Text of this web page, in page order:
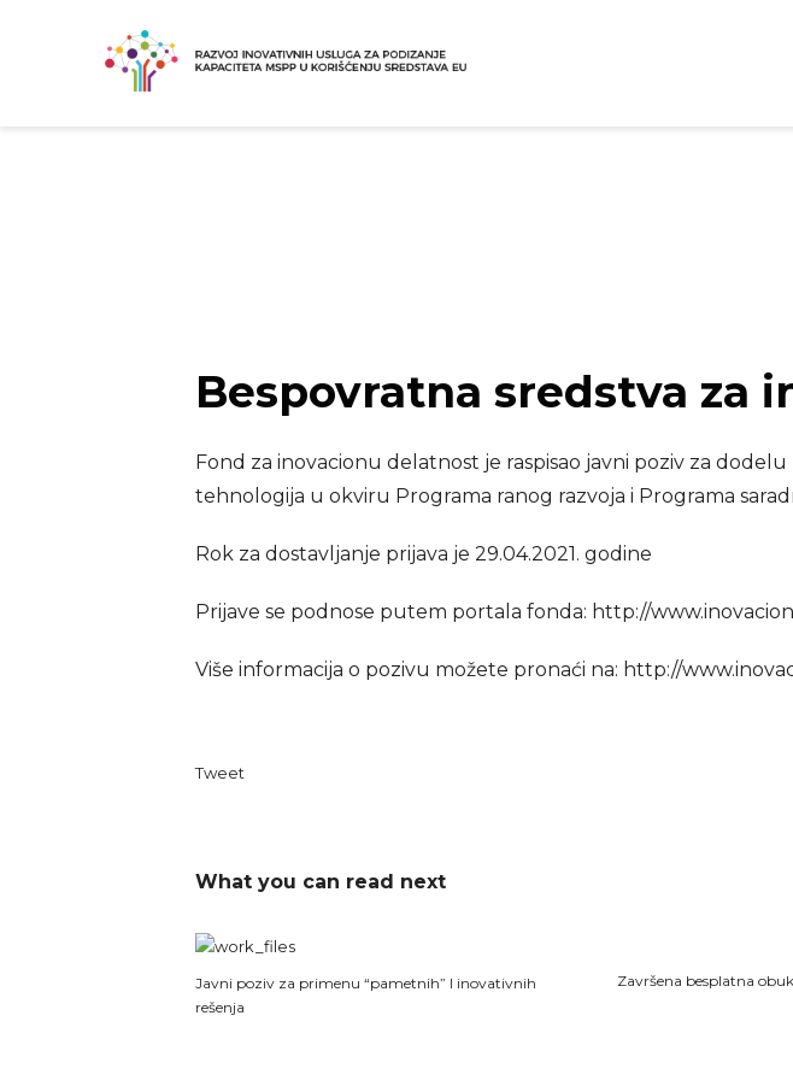
Bespovratna sredstva za
Fond za inovacionu delatnost je raspisao javni poziv za
tehnologija u okviru Programa ranog razvoja i Programa
Rok za dostavljanje prijava je 29.04.2021. godine
Prijave se podnose putem portala fonda: http://
Više informacija o pozivu možete pronaći na: http://
Tweet
What you can read next
Javni poziv za primenu “pametnih” I inovativnih
rešenja
Završena besplatna